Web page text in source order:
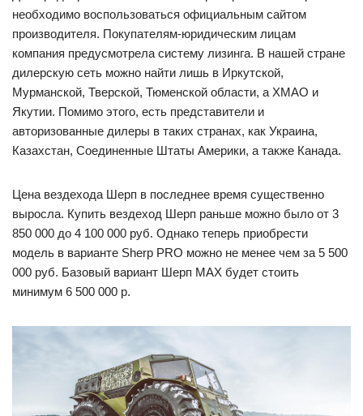
необходимо воспользоваться официальным сайтом
производителя. Покупателям-юридическим лицам
компания предусмотрела систему лизинга. В нашей стране
дилерскую сеть можно найти лишь в Иркутской,
Мурманской, Тверской, Тюменской области, а ХМАО и
Якутии. Помимо этого, есть представители и
авторизованные дилеры в таких странах, как Украина,
Казахстан, Соединенные Штаты Америки, а также Канада.
Цена вездехода Шерп в последнее время существенно
выросла. Купить вездеход Шерп раньше можно было от 3
850 000 до 4 100 000 руб. Однако теперь приобрести
модель в варианте Sherp PRO можно не менее чем за 5 500
000 руб. Базовый вариант Шерп MAX будет стоить
минимум 6 500 000 р.